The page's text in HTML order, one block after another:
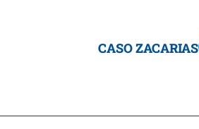
CASO ZACARIAS